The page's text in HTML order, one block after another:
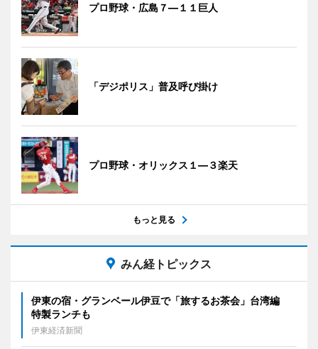
プロ野球・広島７―１１巨人
「デジポリス」普及呼び掛け
プロ野球・オリックス１―３楽天
もっと見る
みん経トピックス
伊東の宿・グランベール伊豆で「旅するお茶会」台湾編
特製ランチも
伊東経済新聞